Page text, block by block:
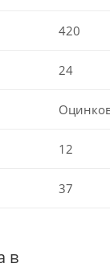
420
24
12
37
в